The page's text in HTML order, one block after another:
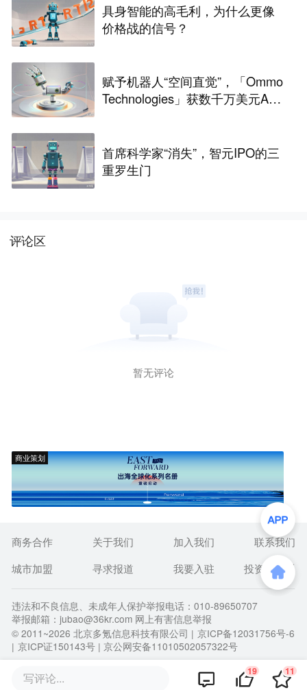
具身智能的高毛利，为什么更像
价格战的信号？
赋予机器人“空间直觉”，「Ommo
Technologies」获数千万美元A轮
首席科学家“消失”，智元IPO的三
重罗生门
评论区
暂无评论
商业策划
写评论... 19 11
商务合作 关于我们 加入我们
联系我们
城市加盟
寻求报道 我要入驻 投资者关系
违法和不良信息、未成年人保护举报电话：010-89650707
举报邮箱：jubao@36kr.com 网上有害信息举报
© 2011~2026 北京多氪信息科技有限公司 | 京ICP备12031756号-6
| 京ICP证150143号 | 京公网安备11010502057322号